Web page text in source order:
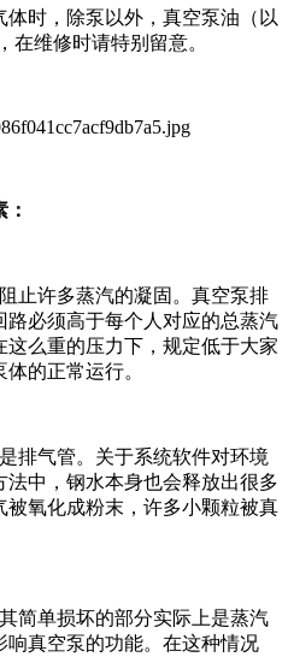
时，除泵以外，真空泵油（以
在维修时请特别留意。
许多蒸汽的凝固。真空泵排
必须高于每个人对应的总蒸汽
么重的压力下，规定低于大家
的正常运行。
气管。关于系统软件对环境
中，钢水本身也会释放出很多
氧化成粉末，许多小颗粒被真
单损坏的部分实际上是蒸汽
真空泵的功能。在这种情况